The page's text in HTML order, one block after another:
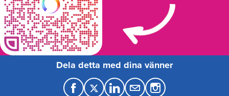
Dela detta med dina vänner
F
T
L
M